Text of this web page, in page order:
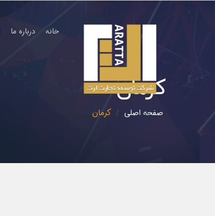
خانه درباره ما
کرمان
صفحه اصلی کرمان